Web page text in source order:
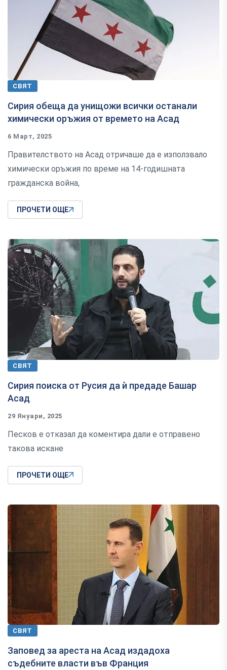
СВЯТ
Сирия обеща да унищожи всички останали
химически оръжия от времето на Асад
6 Март, 2025
Правителството на Асад отричаше да е използвало
химически оръжия по време на 14-годишната
гражданска война,
ПРОЧЕТИ ОЩЕ
СВЯТ
Сирия поиска от Русия да ѝ предаде Башар
Асад
29 Януари, 2025
Песков е отказал да коментира дали е отправено
такова искане
ПРОЧЕТИ ОЩЕ
СВЯТ
Заповед за ареста на Асад издадоха
съдебните власти във Франция